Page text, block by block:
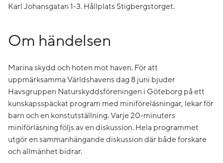
Karl Johansgatan 1-3. Hållplats Stigbergstorget.
Om händelsen
Marina skydd och hoten mot haven. För att
uppmärksamma Världshavens dag 8 juni bjuder
Havsgruppen Naturskyddsföreningen i Göteborg på ett
kunskapsspäckat program med miniföreläsningar, lekar för
barn och en konstutställning. Varje 20-minuters
miniförläsning följs av en diskussion. Hela programmet
utgör en sammanhängande diskussion där både forskare
och allmänhet bidrar.